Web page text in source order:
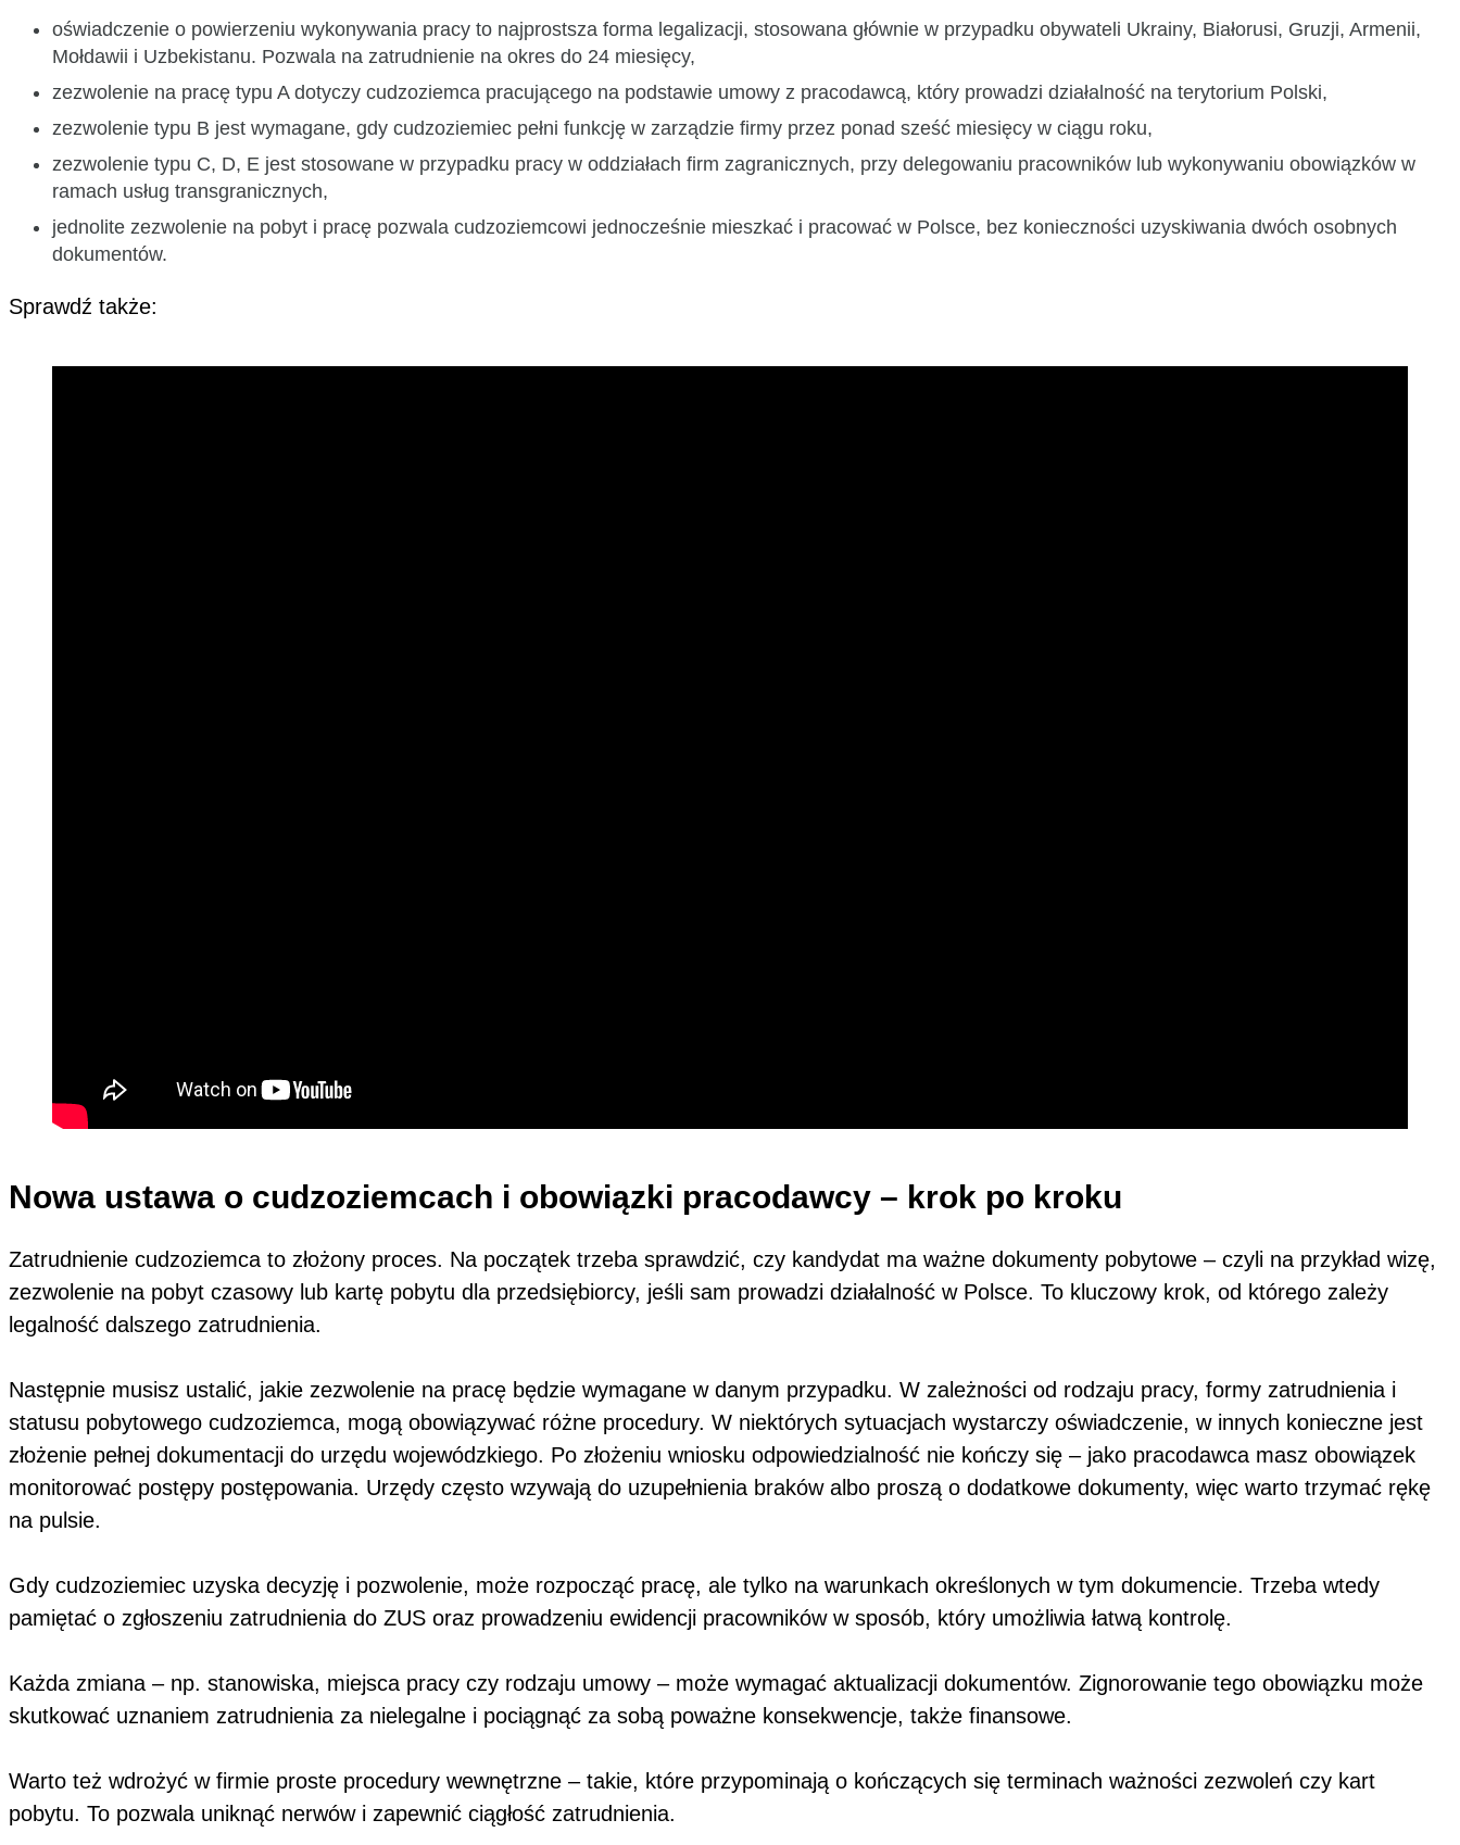
oświadczenie o powierzeniu wykonywania pracy to najprostsza forma legalizacji, stosowana głównie w przypadku obywateli Ukrainy, Białorusi, Gruzji, Armenii,
Mołdawii i Uzbekistanu. Pozwala na zatrudnienie na okres do 24 miesięcy,
zezwolenie na pracę typu A dotyczy cudzoziemca pracującego na podstawie umowy z pracodawcą, który prowadzi działalność na terytorium Polski,
zezwolenie typu B jest wymagane, gdy cudzoziemiec pełni funkcję w zarządzie firmy przez ponad sześć miesięcy w ciągu roku,
zezwolenie typu C, D, E jest stosowane w przypadku pracy w oddziałach firm zagranicznych, przy delegowaniu pracowników lub wykonywaniu obowiązków w
ramach usług transgranicznych,
jednolite zezwolenie na pobyt i pracę pozwala cudzoziemcowi jednocześnie mieszkać i pracować w Polsce, bez konieczności uzyskiwania dwóch osobnych
dokumentów.
Sprawdź także:
Nowa ustawa o cudzoziemcach i obowiązki pracodawcy – krok po kroku
Zatrudnienie cudzoziemca to złożony proces. Na początek trzeba sprawdzić, czy kandydat ma ważne dokumenty pobytowe – czyli na przykład wizę,
zezwolenie na pobyt czasowy lub kartę pobytu dla przedsiębiorcy, jeśli sam prowadzi działalność w Polsce. To kluczowy krok, od którego zależy
legalność dalszego zatrudnienia.
Następnie musisz ustalić, jakie zezwolenie na pracę będzie wymagane w danym przypadku. W zależności od rodzaju pracy, formy zatrudnienia i
statusu pobytowego cudzoziemca, mogą obowiązywać różne procedury. W niektórych sytuacjach wystarczy oświadczenie, w innych konieczne jest
złożenie pełnej dokumentacji do urzędu wojewódzkiego. Po złożeniu wniosku odpowiedzialność nie kończy się – jako pracodawca masz obowiązek
monitorować postępy postępowania. Urzędy często wzywają do uzupełnienia braków albo proszą o dodatkowe dokumenty, więc warto trzymać rękę
na pulsie.
Gdy cudzoziemiec uzyska decyzję i pozwolenie, może rozpocząć pracę, ale tylko na warunkach określonych w tym dokumencie. Trzeba wtedy
pamiętać o zgłoszeniu zatrudnienia do ZUS oraz prowadzeniu ewidencji pracowników w sposób, który umożliwia łatwą kontrolę.
Każda zmiana – np. stanowiska, miejsca pracy czy rodzaju umowy – może wymagać aktualizacji dokumentów. Zignorowanie tego obowiązku może
skutkować uznaniem zatrudnienia za nielegalne i pociągnąć za sobą poważne konsekwencje, także finansowe.
Warto też wdrożyć w firmie proste procedury wewnętrzne – takie, które przypominają o kończących się terminach ważności zezwoleń czy kart
pobytu. To pozwala uniknąć nerwów i zapewnić ciągłość zatrudnienia.